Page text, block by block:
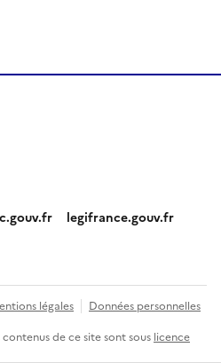
legifrance.gouv.fr
légales Données personnelles
de ce site sont sous licence